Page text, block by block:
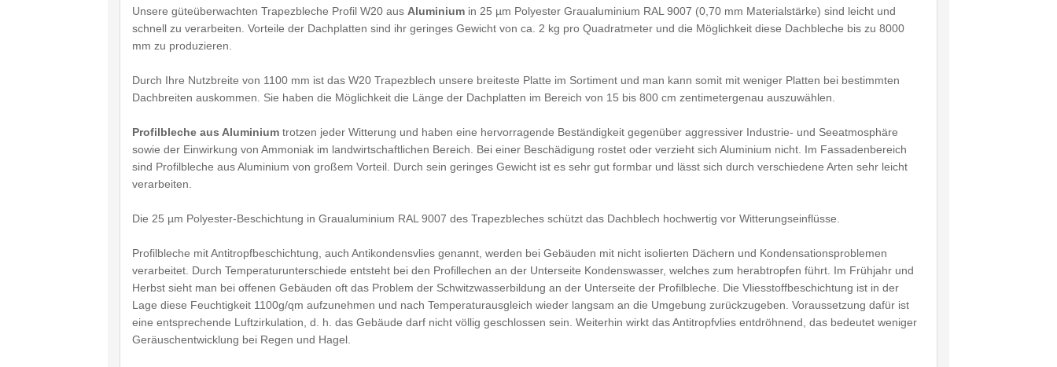
Unsere güteüberwachten Trapezbleche Profil W20 aus Aluminium in 25 µm Polyester Graualuminium RAL 9007 (0,70 mm Materialstärke) sind leicht und
schnell zu verarbeiten. Vorteile der Dachplatten sind ihr geringes Gewicht von ca. 2 kg pro Quadratmeter und die Möglichkeit diese Dachbleche bis zu 8000
mm zu produzieren.
Durch Ihre Nutzbreite von 1100 mm ist das W20 Trapezblech unsere breiteste Platte im Sortiment und man kann somit mit weniger Platten bei bestimmten
Dachbreiten auskommen. Sie haben die Möglichkeit die Länge der Dachplatten im Bereich von 15 bis 800 cm zentimetergenau auszuwählen.
Profilbleche aus Aluminium trotzen jeder Witterung und haben eine hervorragende Beständigkeit gegenüber aggressiver Industrie- und Seeatmosphäre
sowie der Einwirkung von Ammoniak im landwirtschaftlichen Bereich. Bei einer Beschädigung rostet oder verzieht sich Aluminium nicht. Im Fassadenbereich
sind Profilbleche aus Aluminium von großem Vorteil. Durch sein geringes Gewicht ist es sehr gut formbar und lässt sich durch verschiedene Arten sehr leicht
verarbeiten.
Die 25 µm Polyester-Beschichtung in Graualuminium RAL 9007 des Trapezbleches schützt das Dachblech hochwertig vor Witterungseinflüsse.
Profilbleche mit Antitropfbeschichtung, auch Antikondensvlies genannt, werden bei Gebäuden mit nicht isolierten Dächern und Kondensationsproblemen
verarbeitet. Durch Temperaturunterschiede entsteht bei den Profillechen an der Unterseite Kondenswasser, welches zum herabtropfen führt. Im Frühjahr und
Herbst sieht man bei offenen Gebäuden oft das Problem der Schwitzwasserbildung an der Unterseite der Profilbleche. Die Vliesstoffbeschichtung ist in der
Lage diese Feuchtigkeit 1100g/qm aufzunehmen und nach Temperaturausgleich wieder langsam an die Umgebung zurückzugeben. Voraussetzung dafür ist
eine entsprechende Luftzirkulation, d. h. das Gebäude darf nicht völlig geschlossen sein. Weiterhin wirkt das Antitropfvlies entdröhnend, das bedeutet weniger
Geräuschentwicklung bei Regen und Hagel.